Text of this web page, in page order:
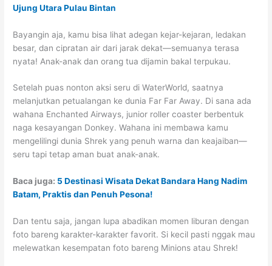
Ujung Utara Pulau Bintan
Bayangin aja, kamu bisa lihat adegan kejar-kejaran, ledakan
besar, dan cipratan air dari jarak dekat—semuanya terasa
nyata! Anak-anak dan orang tua dijamin bakal terpukau.
Setelah puas nonton aksi seru di WaterWorld, saatnya
melanjutkan petualangan ke dunia Far Far Away. Di sana ada
wahana Enchanted Airways, junior roller coaster berbentuk
naga kesayangan Donkey. Wahana ini membawa kamu
mengelilingi dunia Shrek yang penuh warna dan keajaiban—
seru tapi tetap aman buat anak-anak.
Baca juga: 5 Destinasi Wisata Dekat Bandara Hang Nadim
Batam, Praktis dan Penuh Pesona!
Dan tentu saja, jangan lupa abadikan momen liburan dengan
foto bareng karakter-karakter favorit. Si kecil pasti nggak mau
melewatkan kesempatan foto bareng Minions atau Shrek!